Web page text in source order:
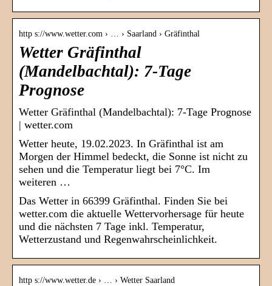
http s://www.wetter.com › … › Saarland › Gräfinthal
Wetter Gräfinthal
(Mandelbachtal): 7-Tage
Prognose
Wetter Gräfinthal (Mandelbachtal): 7-Tage Prognose
| wetter.com
Wetter heute, 19.02.2023. In Gräfinthal ist am
Morgen der Himmel bedeckt, die Sonne ist nicht zu
sehen und die Temperatur liegt bei 7°C. Im
weiteren …
Das Wetter in 66399 Gräfinthal. Finden Sie bei
wetter.com die aktuelle Wettervorhersage für heute
und die nächsten 7 Tage inkl. Temperatur,
Wetterzustand und Regenwahrscheinlichkeit.
http s://www.wetter.de › … › Wetter Saarland